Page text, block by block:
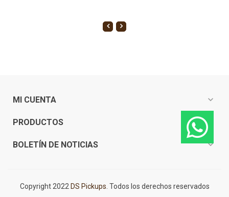
MI CUENTA expand_more
PRODUCTOS expand_more
BOLETÍN DE NOTICIAS expand_more
Copyright 2022 DS Pickups . Todos los derechos reservados